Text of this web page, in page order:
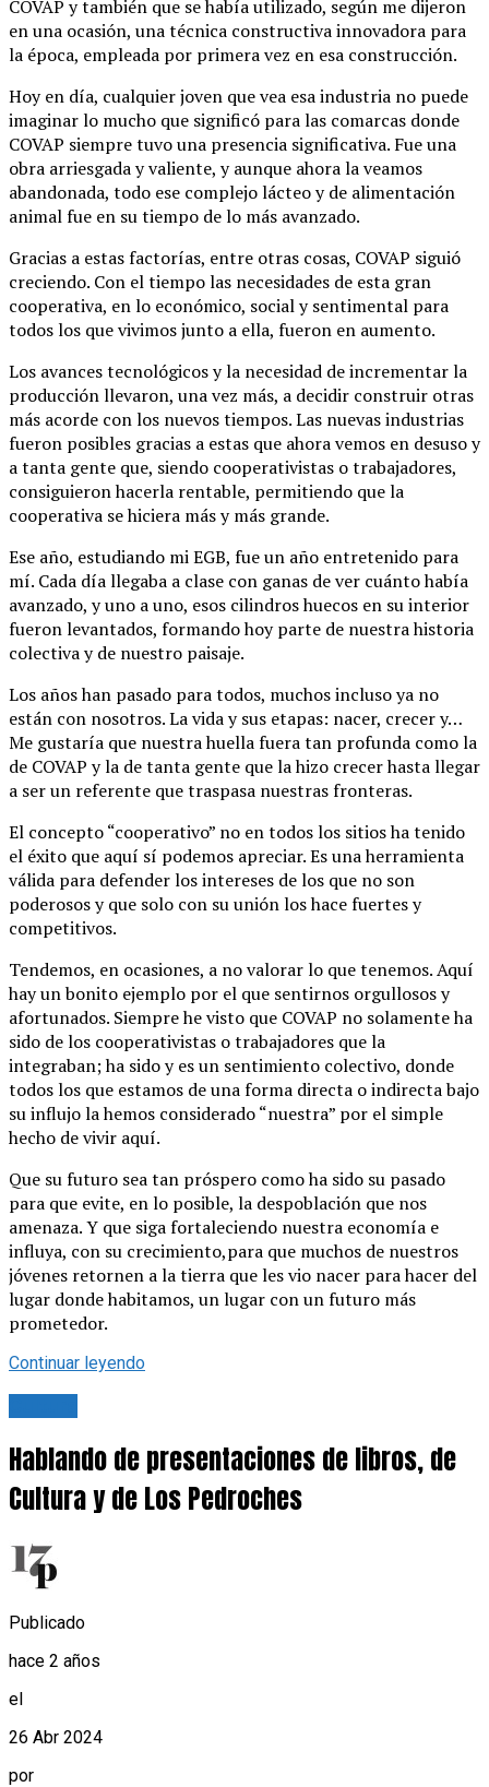
COVAP y también que se había utilizado, según me dijeron
en una ocasión, una técnica constructiva innovadora para
la época, empleada por primera vez en esa construcción.
Hoy en día, cualquier joven que vea esa industria no puede
imaginar lo mucho que significó para las comarcas donde
COVAP siempre tuvo una presencia significativa. Fue una
obra arriesgada y valiente, y aunque ahora la veamos
abandonada, todo ese complejo lácteo y de alimentación
animal fue en su tiempo de lo más avanzado.
Gracias a estas factorías, entre otras cosas, COVAP siguió
creciendo. Con el tiempo las necesidades de esta gran
cooperativa, en lo económico, social y sentimental para
todos los que vivimos junto a ella, fueron en aumento.
Los avances tecnológicos y la necesidad de incrementar la
producción llevaron, una vez más, a decidir construir otras
más acorde con los nuevos tiempos. Las nuevas industrias
fueron posibles gracias a estas que ahora vemos en desuso y
a tanta gente que, siendo cooperativistas o trabajadores,
consiguieron hacerla rentable, permitiendo que la
cooperativa se hiciera más y más grande.
Ese año, estudiando mi EGB, fue un año entretenido para
mí. Cada día llegaba a clase con ganas de ver cuánto había
avanzado, y uno a uno, esos cilindros huecos en su interior
fueron levantados, formando hoy parte de nuestra historia
colectiva y de nuestro paisaje.
Los años han pasado para todos, muchos incluso ya no
están con nosotros. La vida y sus etapas: nacer, crecer y…
Me gustaría que nuestra huella fuera tan profunda como la
de COVAP y la de tanta gente que la hizo crecer hasta llegar
a ser un referente que traspasa nuestras fronteras.
El concepto “cooperativo” no en todos los sitios ha tenido
el éxito que aquí sí podemos apreciar. Es una herramienta
válida para defender los intereses de los que no son
poderosos y que solo con su unión los hace fuertes y
competitivos.
Tendemos, en ocasiones, a no valorar lo que tenemos. Aquí
hay un bonito ejemplo por el que sentirnos orgullosos y
afortunados. Siempre he visto que COVAP no solamente ha
sido de los cooperativistas o trabajadores que la
integraban; ha sido y es un sentimiento colectivo, donde
todos los que estamos de una forma directa o indirecta bajo
su influjo la hemos considerado “nuestra” por el simple
hecho de vivir aquí.
Que su futuro sea tan próspero como ha sido su pasado
para que evite, en lo posible, la despoblación que nos
amenaza. Y que siga fortaleciendo nuestra economía e
influya, con su crecimiento,para que muchos de nuestros
jóvenes retornen a la tierra que les vio nacer para hacer del
lugar donde habitamos, un lugar con un futuro más
prometedor.
Continuar leyendo
Hablando de presentaciones de libros, de
Cultura y de Los Pedroches
Publicado
hace 2 años
el
26 Abr 2024
por